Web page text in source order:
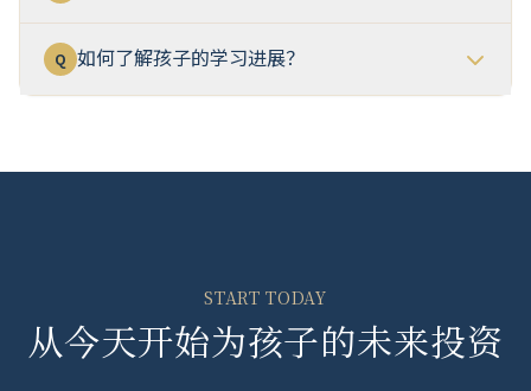
Q 如何了解孩子的学习进展？
START TODAY
从今天开始为孩子的未来投资